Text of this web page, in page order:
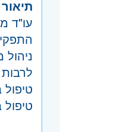
אזור:
שוהם
שרון-
השפלה
עו"ד